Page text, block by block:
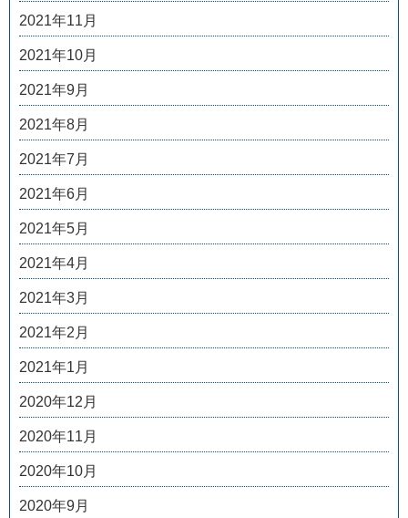
2021年11月
2021年10月
2021年9月
2021年8月
2021年7月
2021年6月
2021年5月
2021年4月
2021年3月
2021年2月
2021年1月
2020年12月
2020年11月
2020年10月
2020年9月